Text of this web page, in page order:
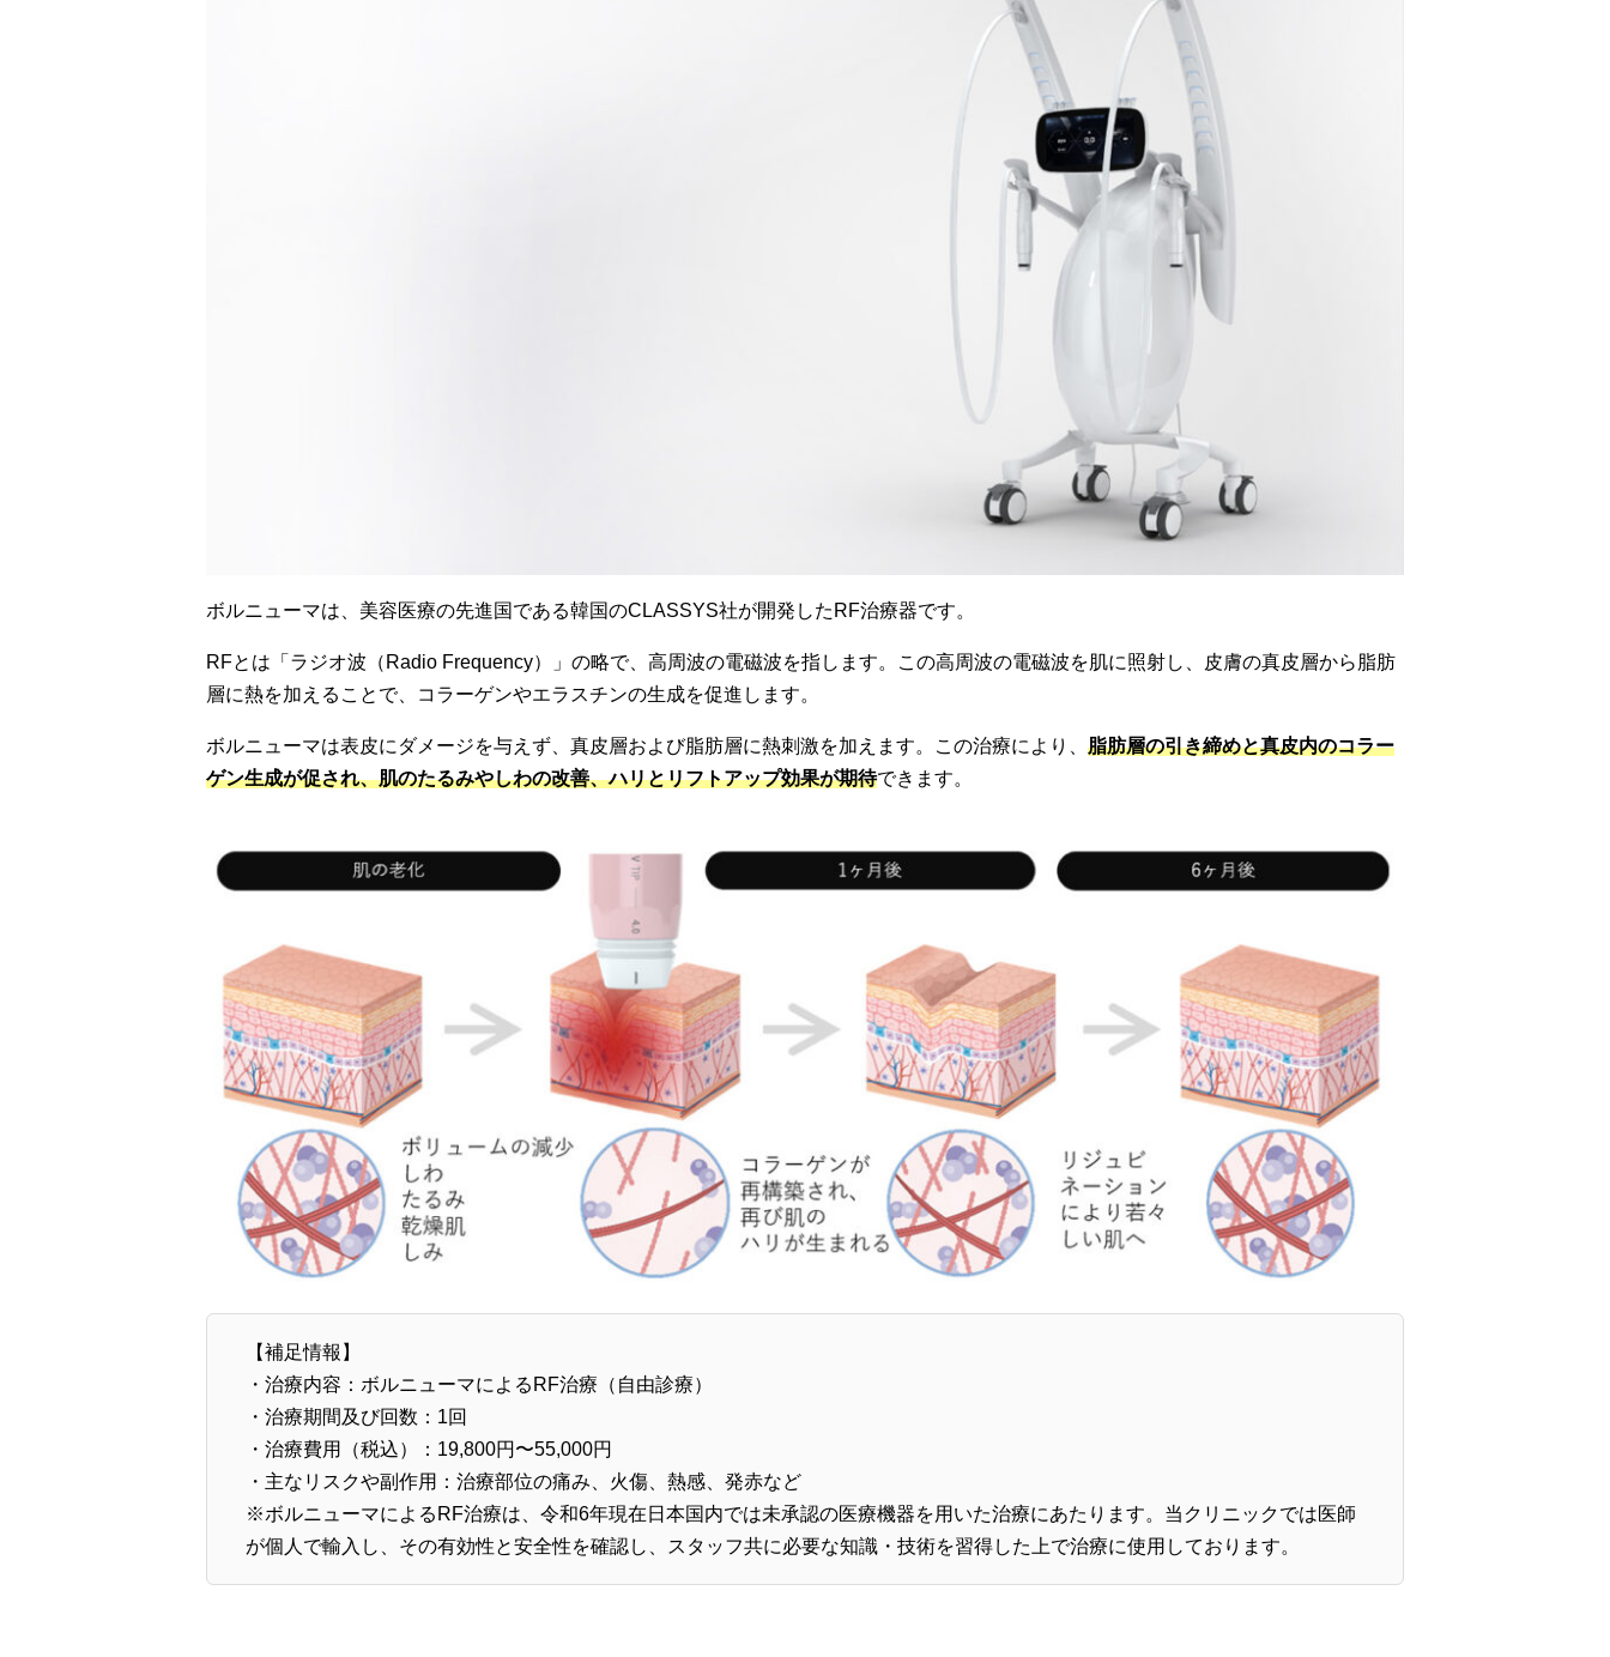
ボルニューマは、美容医療の先進国である韓国のCLASSYS社が開発したRF治療器です。
RFとは「ラジオ波（Radio Frequency）」の略で、高周波の電磁波を指します。この高周波の電磁波を肌に照射し、皮膚の真皮層から脂肪
層に熱を加えることで、コラーゲンやエラスチンの生成を促進します。
ボルニューマは表皮にダメージを与えず、真皮層および脂肪層に熱刺激を加えます。この治療により、 脂肪層の引き締めと真皮内のコラー
ゲン生成が促され、肌のたるみやしわの改善、ハリとリフトアップ効果が期待できます。
【補足情報】
・治療内容：ボルニューマによるRF治療（自由診療）
・治療期間及び回数：1回
・治療費用（税込）：19,800円〜55,000円
・主なリスクや副作用：治療部位の痛み、火傷、熱感、発赤など
※ボルニューマによるRF治療は、令和6年現在日本国内では未承認の医療機器を用いた治療にあたります。当クリニックでは医師
が個人で輸入し、その有効性と安全性を確認し、スタッフ共に必要な知識・技術を習得した上で治療に使用しております。